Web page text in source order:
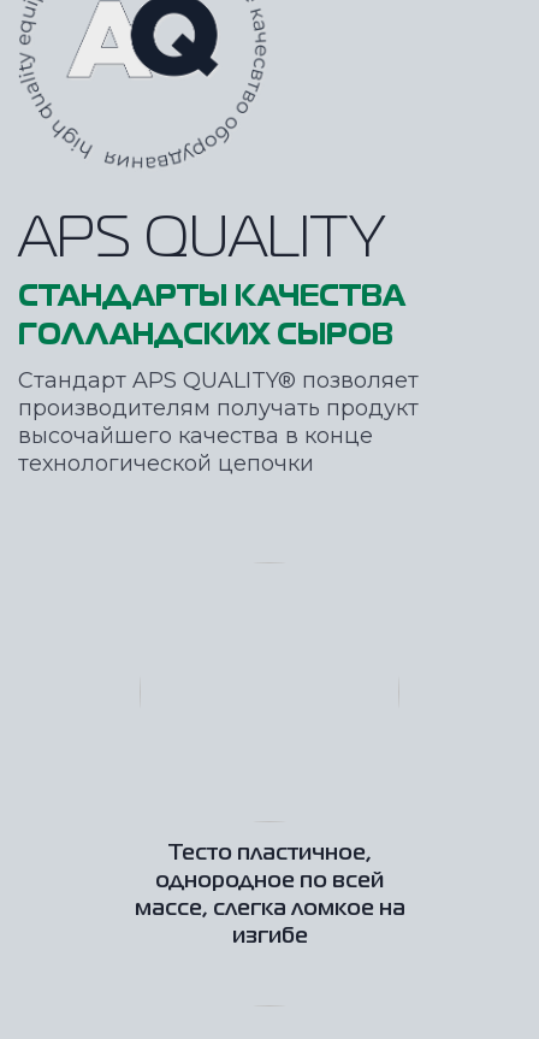
APS QUALITY
CТАНДАРТЫ КАЧЕСТВА
ГОЛЛАНДСКИХ СЫРОВ
Стандарт APS QUALITY® позволяет
производителям получать продукт
высочайшего качества в конце
технологической цепочки
Тесто пластичное,
однородное по всей
массе, слегка ломкое на
изгибе